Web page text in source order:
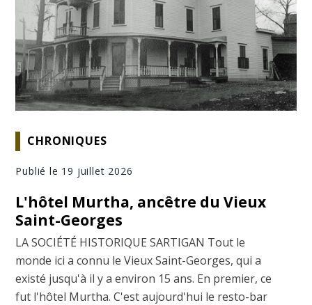
CHRONIQUES
Publié le 19 juillet 2026
L'hôtel Murtha, ancêtre du Vieux
Saint-Georges
LA SOCIÉTÉ HISTORIQUE SARTIGAN Tout le
monde ici a connu le Vieux Saint-Georges, qui a
existé jusqu'à il y a environ 15 ans. En premier, ce
fut l'hôtel Murtha. C'est aujourd'hui le resto-bar